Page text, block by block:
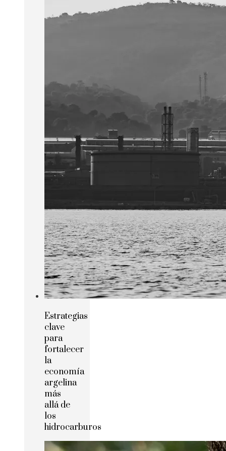
Estrategias
clave
para
fortalecer
la
economía
argelina
más
allá de
los
hidrocarburos